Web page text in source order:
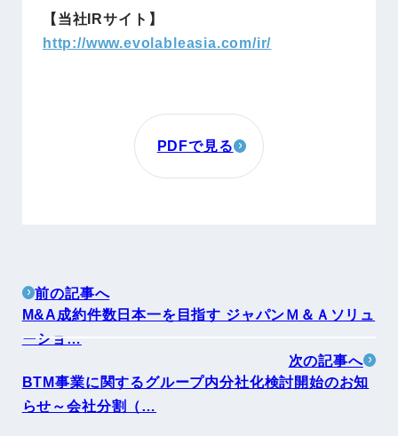
【当社IRサイト】
http://www.evolableasia.com/ir/
PDFで見る
前の記事へ
M&A成約件数日本一を目指す ジャパンＭ＆Ａソリュ
ーショ…
次の記事へ
BTM事業に関するグループ内分社化検討開始のお知
らせ～会社分割（…